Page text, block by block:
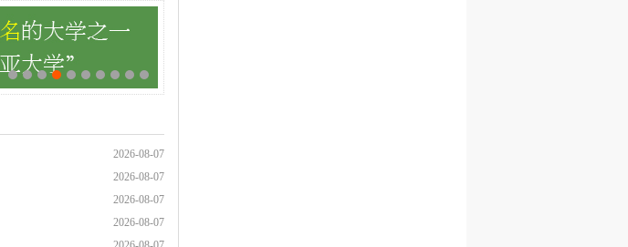
2026-08-07
2026-08-07
2026-08-07
2026-08-07